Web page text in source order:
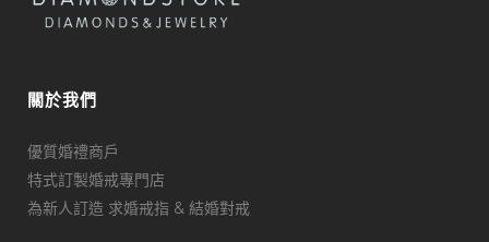
關於我們
優質婚禮商戶
特式訂製婚戒專門店
為新人訂造 求婚戒指 & 結婚對戒